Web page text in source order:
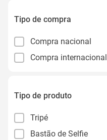
Tipo de compra
Compra nacional
Compra internacional
Tipo de produto
Tripé
Bastão de Selfie